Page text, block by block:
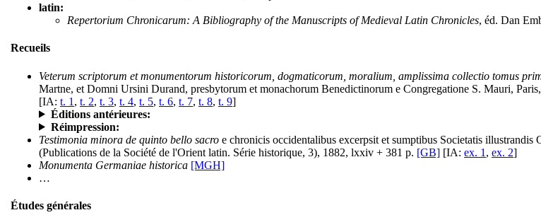
latin:
Repertorium Chronicarum: A Bibliography of the Manuscripts of Medieval Latin Chronicles, éd. Dan
Recueils
Veterum scriptorum et monumentorum historicorum, dogmaticorum, moralium, amplissima collectio tomus
Martne, et Domni Ursini Durand, presbytorum et monachorum Benedictinorum e Congregatione S. Mauri,
[IA: t. 1 , t. 2, t. 3, t. 4, t. 5, t. 6, t. 7, t. 8, t. 9]
Éditions antérieures:
Réimpression:
Testimonia minora de quinto bello sacro e chronicis occidentalibus excerpsit et sumptibus Societatis
(Publications de la Société de l'Orient latin. Série historique, 3), 1882, lxxiv + 381 p. [GB] [IA: ex. 1 , ex. 2]
Monumenta Germaniae historica [MGH]
…
Études générales